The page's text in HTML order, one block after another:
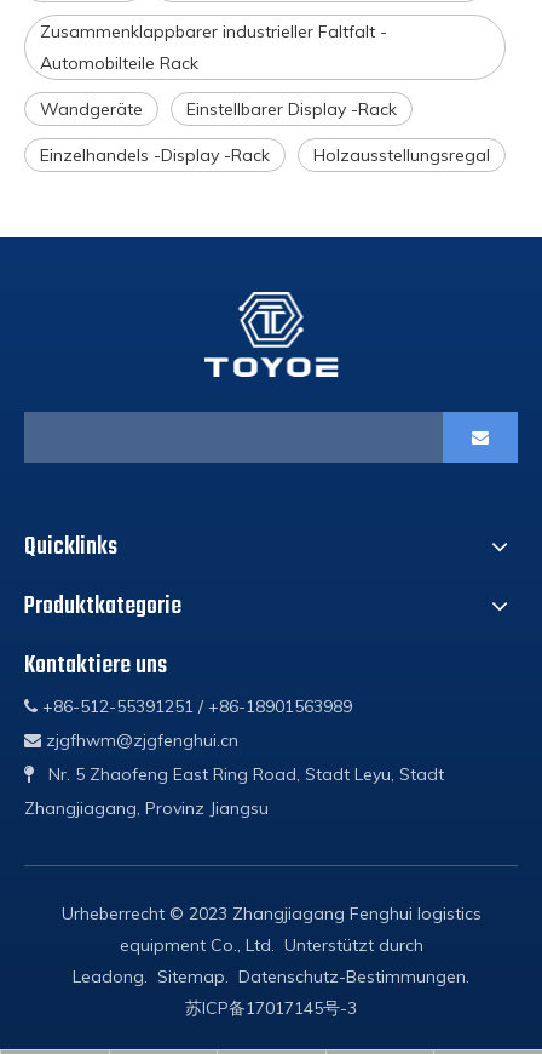
Zusammenklappbarer industrieller Faltfalt -
Automobilteile Rack
Wandgeräte Einstellbarer Display -Rack
Einzelhandels -Display -Rack Holzausstellungsregal
Quicklinks
Produktkategorie
Kontaktiere uns
 +86-512-55391251 / +86-18901563989
 zjgfhwm@zjgfenghui.cn

Nr. 5 Zhaofeng East Ring Road, Stadt Leyu, Stadt
Zhangjiagang, Provinz Jiangsu
Urheberrecht © 2023 Zhangjiagang Fenghui logistics
equipment Co., Ltd. Unterstützt durch
Leadong. Sitemap. Datenschutz-Bestimmungen.
苏ICP备17017145号-3